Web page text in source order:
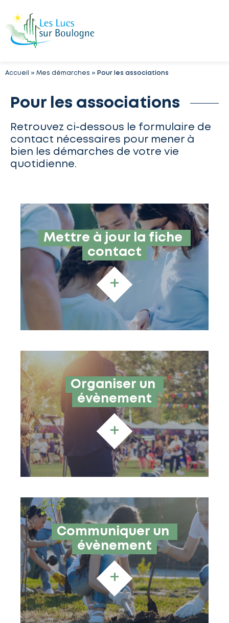
Accueil » Mes démarches » Pour les associations
Pour les associations
Retrouvez ci-dessous le formulaire de
contact nécessaires pour mener à
bien les démarches de votre vie
quotidienne.
Mettre à jour la fiche
contact
+
Organiser un
évènement
+
Communiquer un
évènement
+